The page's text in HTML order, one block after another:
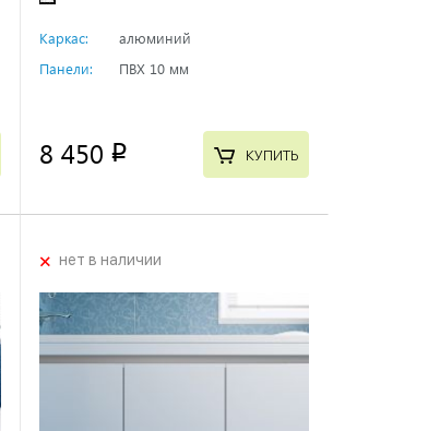
Каркас:
алюминий
Панели:
ПВХ 10 мм
8 450 p КУПИТЬ
+нет в наличии